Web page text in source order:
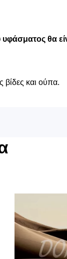
θα
βίδες και ούπα.